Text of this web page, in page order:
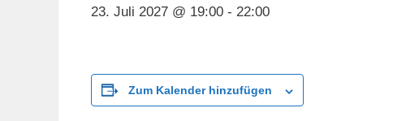
23. Juli 2027 @ 19:00 - 22:00
Zum Kalender hinzufügen